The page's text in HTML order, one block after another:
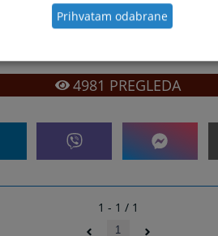
4981 PREGLEDA
1 - 1 / 1
1
Prihvatam odabrane